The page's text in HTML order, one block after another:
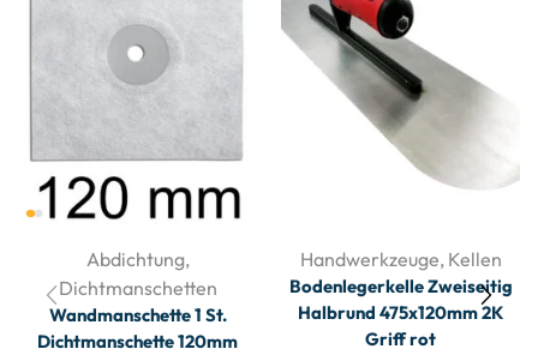
Abdichtung,
Dichtmanschetten
Wandmanschette 1 St.
Dichtmanschette 120mm
Handwerkzeuge, Kellen
Bodenlegerkelle Zweiseitig
Halbrund 475x120mm 2K
Griff rot